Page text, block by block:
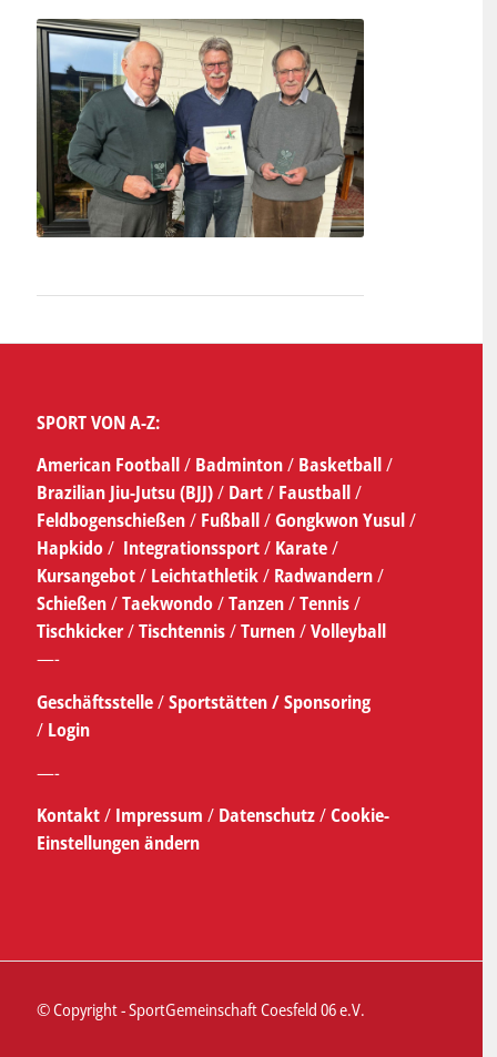
SPORT VON A-Z:
American Football/ Badminton/ Basketball/
Brazilian Jiu-Jutsu (BJJ)/ Dart/ Faustball/
Feldbogenschießen/ Fußball/Gongkwon Yusul/
Hapkido/ Integrationssport/ Karate/
Kursangebot/Leichtathletik/ Radwandern/
Schießen/Taekwondo/Tanzen/Tennis/
Tischkicker/Tischtennis/Turnen/Volleyball
—-
Geschäftsstelle/Sportstätten /Sponsoring
/ Login
—-
Kontakt/ Impressum / Datenschutz/Cookie-
Einstellungen ändern
© Copyright - SportGemeinschaft Coesfeld 06 e.V.